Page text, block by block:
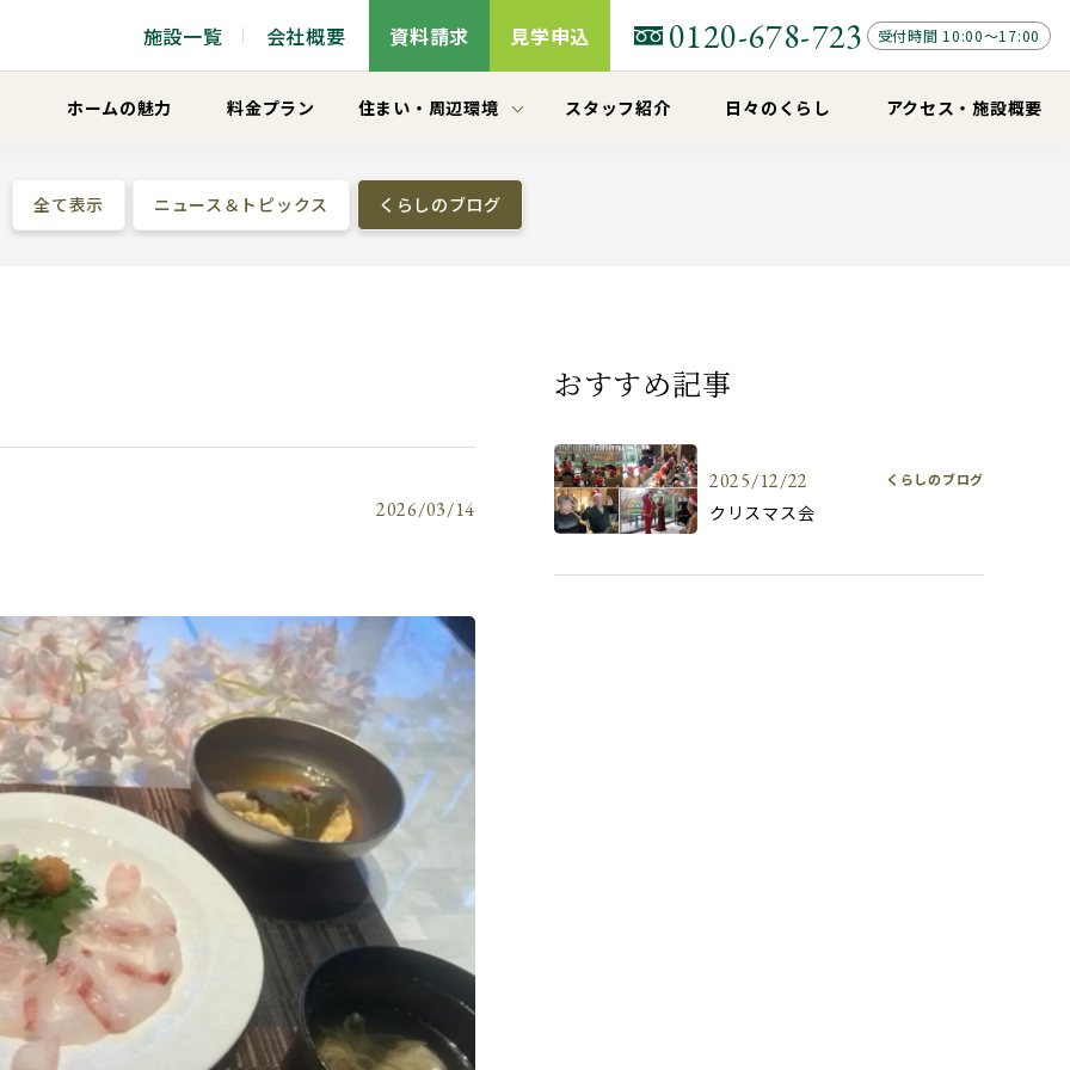
施設一覧 会社概要 資料請求 見学申込 0120-678-723 受付時間 10:00～17:00
ホームの魅力 料金プラン 住まい ・ 周辺環境 スタッフ紹介 日々のくらし アクセス ・施設概要
全て表示 ニュース＆トピックス くらしのブログ
2026/03/14
おすすめ記事
2025/12/22 くらしのブログ
クリスマス会